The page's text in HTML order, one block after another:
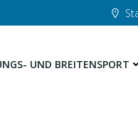
UND BREITENSPORT